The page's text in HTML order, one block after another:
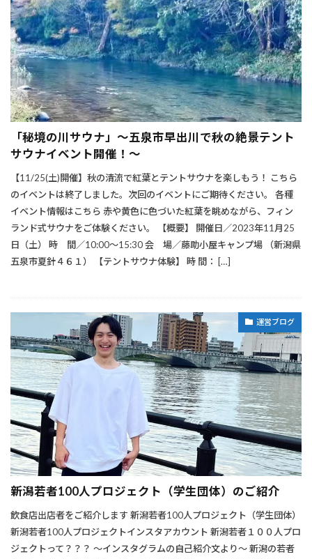
「秘境の川サウナ」～五泉市早出川で秋の絶景テント
サウナイベント開催！～
【11/25(土)開催】秋の清流で紅葉とテントサウナを楽しもう！ こちら
のイベントは終了しました。次回のイベントにご期待ください。 各種
イベント情報はこちら 赤や黄色に色づいた紅葉を眺めながら、フィン
ランド式サウナをご体験ください。 【概要】 開催日／2023年11月25
日（土） 時 間／10:00～15:30 会 場／藤助小屋キャンプ場 （新潟県
五泉市夏針４６１） 【テントサウナ体験】 時 間： […]
運営ブログ
新潟若者100人プロジェクト（学生団体）のご紹介
飲食店出店者をご紹介します 新潟若者100人プロジェクト（学生団体）
新潟若者100人プロジェクトインスタアカウント 新潟若者１００人プロ
ジェクトって？？？ ～インスタグラムの自己紹介文より～ 新潟の若者